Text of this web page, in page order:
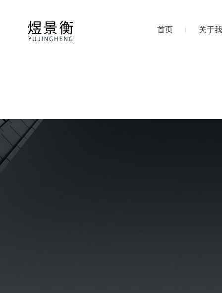
首页 关于